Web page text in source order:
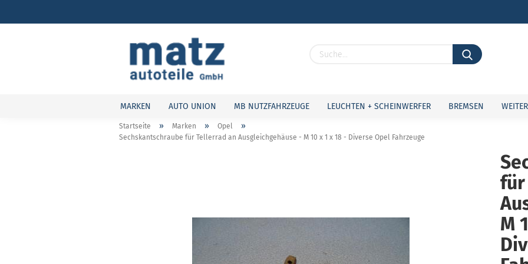
Konto
MARKEN AUTO UNION MB NUTZFAHRZEUGE LEUCHTEN + SCHEINWERFER BREMSEN
Startseite » Marken » Opel »
Sechskantschraube für Tellerrad an Ausgleichgehäuse - M 10 x 1 x 18 - Diverse Opel Fahrzeuge
für
M